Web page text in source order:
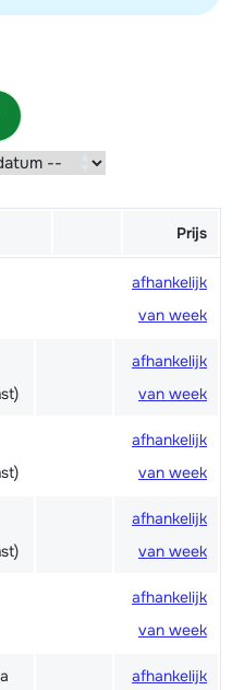
Prijs
afhankelijk
van week
afhankelijk
van week
afhankelijk
van week
afhankelijk
van week
afhankelijk
van week
afhankelijk